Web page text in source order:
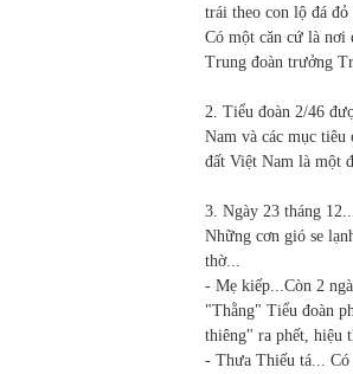
trái theo con lộ đá đỏ
Có một căn cứ là nơi
Trung đoàn trưởng
2. Tiểu đoàn 2/46
Nam và các mục tiêu
đất Việt Nam là một
3. Ngày 23 tháng 12...
Những cơn gió se
thờ...
- Mẹ kiếp...Còn 2
"Thằng" Tiểu đoàn
thiêng" ra phết, hiệu
- Thưa Thiếu tá... Có